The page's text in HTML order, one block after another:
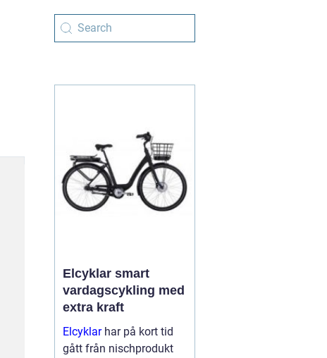
Elcyklar smart
vardagscykling med
extra kraft
Elcyklarhar på kort tid
gått från nischprodukt